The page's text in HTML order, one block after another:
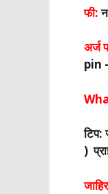
फी:
अर्ज
pin
)